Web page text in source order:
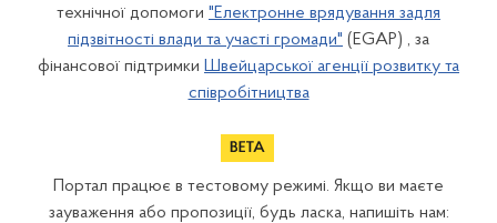
технічної допомоги "Електронне врядування задля
підзвітності влади та участі громади" (EGAP) , за
фінансової підтримки Швейцарської агенції розвитку та
співробітництва
Портал працює в тестовому режимі. Якщо ви маєте
зауваження або пропозиції, будь ласка, напишіть нам: